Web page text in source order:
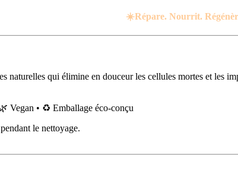
☀️Répare. Nourrit.
naturelles qui élimine en douceur les cellules mortes et les
Vegan • ♻️ Emballage éco-conçu
le nettoyage.